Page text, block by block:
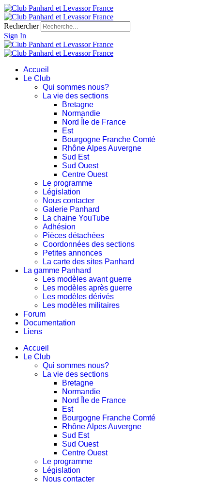
Rechercher
Sign In
Accueil
Le Club
Qui sommes nous?
La vie des sections
Bretagne
Normandie
Nord Île de France
Est
Bourgogne Franche Comté
Rhône Alpes Auvergne
Sud Est
Sud Ouest
Centre Ouest
Le programme
Législation
Nous contacter
Galerie Panhard
La chaine YouTube
Adhésion
Pièces détachées
Coordonnées des sections
Petites annonces
La carte des sites Panhard
La gamme Panhard
Les modèles avant guerre
Les modèles après guerre
Les modèles dérivés
Les modèles militaires
Forum
Documentation
Liens
Accueil
Le Club
Qui sommes nous?
La vie des sections
Bretagne
Normandie
Nord Île de France
Est
Bourgogne Franche Comté
Rhône Alpes Auvergne
Sud Est
Sud Ouest
Centre Ouest
Le programme
Législation
Nous contacter